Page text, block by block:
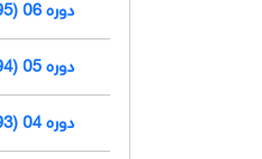
دوره 06 (1395)
دوره 05 (1394)
دوره 04 (1393)